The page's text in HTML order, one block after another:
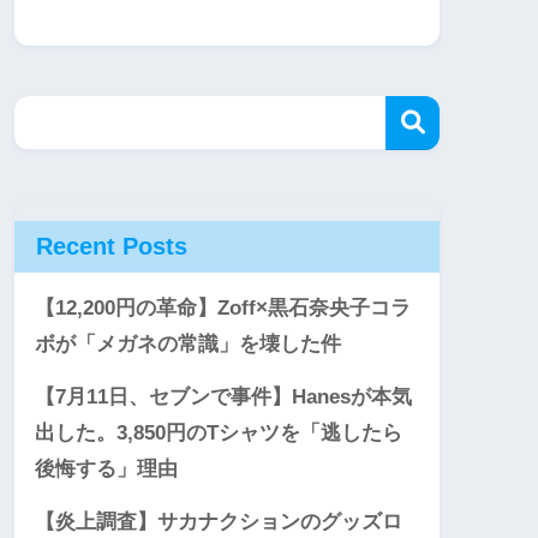
Recent Posts
【12,200円の革命】Zoff×黒石奈央子コラ
ボが「メガネの常識」を壊した件
【7月11日、セブンで事件】Hanesが本気
出した。3,850円のTシャツを「逃したら
後悔する」理由
【炎上調査】サカナクションのグッズロ